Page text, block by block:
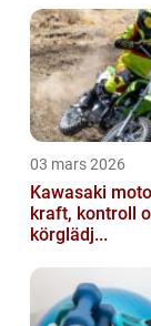
är att
03 mars 2026
Kawasaki
kraft, kontroll
körglädj...